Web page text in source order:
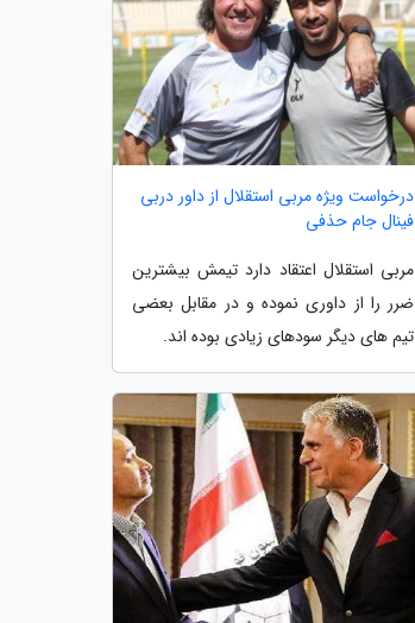
درخواست ویژه مربی استقلال از داور دربی
فینال جام حذفی
مربی استقلال اعتقاد دارد تیمش بیشترین
ضرر را از داوری نموده و در مقابل بعضی
تیم های دیگر سودهای زیادی بوده اند.